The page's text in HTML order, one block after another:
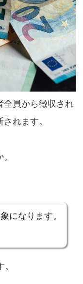
全員から徴収され
れます。
になります。